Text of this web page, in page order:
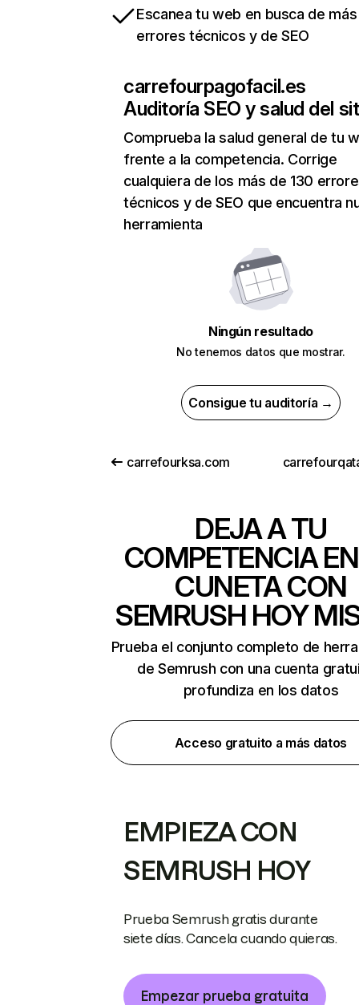
Escanea tu web en busca de
errores técnicos y de SEO
carrefourpagofacil.es
Auditoría SEO y salud del
Comprueba la salud general de tu
frente a la competencia. Corrige
cualquiera de los más de 130
técnicos y de SEO que encuentra
herramienta
Ningún resultado
No tenemos datos que mostrar.
Consigue tu auditoría →
carrefourksa.com
DEJA A TU
COMPETENCIA
CUNETA CON
SEMRUSH HOY
Prueba el conjunto completo de
de Semrush con una cuenta
profundiza en los datos
Acceso gratuito a más datos
EMPIEZA CON
SEMRUSH HOY
Prueba Semrush gratis durante
siete días. Cancela cuando quieras.
Empezar prueba gratuita